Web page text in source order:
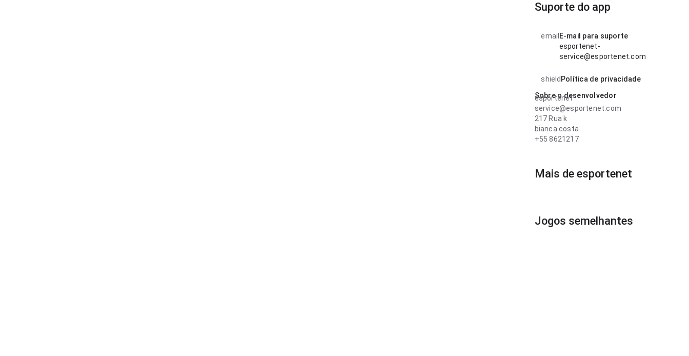
Suporte do app
email E-mail para suporte
esportenet-
service@esportenet.com
shield Política de privacidade
Sobre o desenvolvedor
esportenet
service@esportenet.com
217 Rua k
bianca.costa
+55 8621217
Mais de esportenet
Jogos semelhantes